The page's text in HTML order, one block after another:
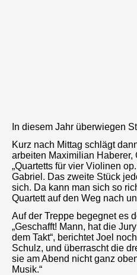
In diesem Jahr überwiegen
Kurz nach Mittag schlägt
arbeiten Maximilian
„Quartetts für vier Violinen
Gabriel. Das zweite Stück
sich. Da kann man sich so
Quartett auf den Weg nach
Auf der Treppe begegnet es
„Geschafft! Mann, hat die
dem Takt“, berichtet Joel
Schulz, und überrascht die
sie am Abend nicht ganz
Musik.“